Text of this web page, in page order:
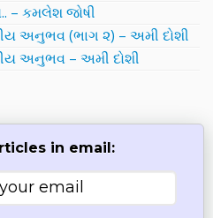
– કમલેશ જોષી
અનુભવ (ભાગ ૨) – અમી દોશી
અનુભવ – અમી દોશી
in email: